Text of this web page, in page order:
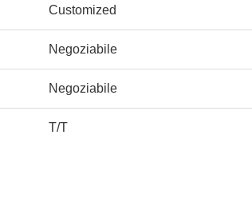
Customized
Negoziabile
Negoziabile
T/T